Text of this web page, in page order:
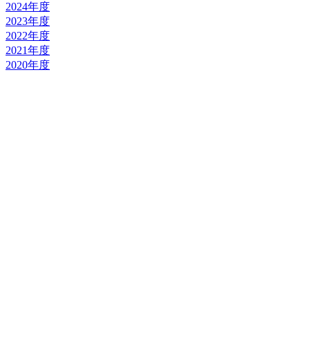
2024年度
2023年度
2022年度
2021年度
2020年度